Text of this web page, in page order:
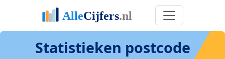
Statistieken postcode